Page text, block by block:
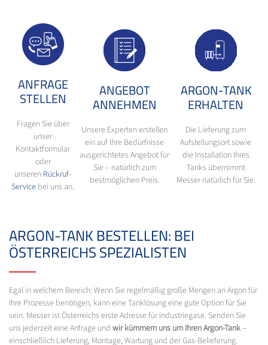
ANFRAGE
STELLEN
Fragen Sie über
unser
Kontaktformular
oder
unseren Rückruf-
Service bei uns an.
ANGEBOT
ANNEHMEN
Unsere Experten erstellen
ein auf Ihre Bedürfnisse
ausgerichtetes Angebot für
Sie – natürlich zum
bestmöglichen Preis.
ARGON-TANK
ERHALTEN
Die Lieferung zum
Aufstellungsort sowie
die Installation Ihres
Tanks übernimmt
Messer natürlich für Sie.
ARGON-TANK BESTELLEN: BEI
ÖSTERREICHS SPEZIALISTEN
Egal in welchem Bereich: Wenn Sie regelmäßig große Mengen an Argon für
Ihre Prozesse benötigen, kann eine Tanklösung eine gute Option für Sie
sein. Messer ist Österreichs erste Adresse für Industriegase. Senden Sie
uns jederzeit eine Anfrage und wir kümmern uns um Ihren Argon-Tank–
einschließlich Lieferung, Montage, Wartung und der Gas-Belieferung.